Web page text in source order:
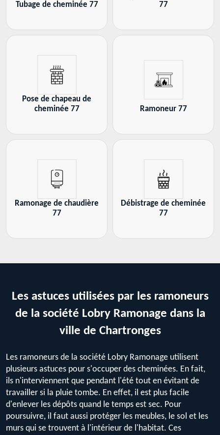
Tubage de cheminée 77
77
Pose de chapeau de
cheminée 77
Ramoneur 77
Ramonage de chaudière
77
Débistrage de cheminée
77
Les astuces utilisées par les ramoneurs
de la société Lobry Ramonage dans la
ville de Chartronges
Les ramoneurs de la société Lobry Ramonage utilisent
plusieurs astuces pour s'occuper des cheminées. En fait,
ils n'interviennent que pendant l'été tout en évitant de
travailler si la pluie tombe. En effet, il est plus facile
d'enlever les dépôts quand le temps est sec. Pour
poursuivre, il faut aussi protéger les meubles, le sol et les
murs qui se trouvent à l'intérieur de l'habitat. Ces